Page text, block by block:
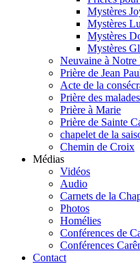
Mystères
Mystères
Mystères
Mystères
Neuvaine à Notre
Prière de Jean
Acte de la
Prière des malades
Prière à Marie
Prière de Sainte
chapelet de la
Chemin de Croix
Médias
Vidéos
Audio
Carnets de la
Photos
Homélies
Conférences de
Conférences
Contact